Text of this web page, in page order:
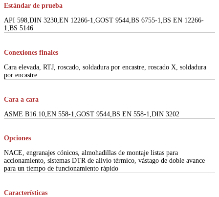
Estándar de prueba
API 598,DIN 3230,EN 12266-1,GOST 9544,BS 6755-1,BS EN 12266-
1,BS 5146
Conexiones finales
Cara elevada, RTJ, roscado, soldadura por encastre, roscado X, soldadura
por encastre
Cara a cara
ASME B16.10,EN 558-1,GOST 9544,BS EN 558-1,DIN 3202
Opciones
NACE, engranajes cónicos, almohadillas de montaje listas para
accionamiento, sistemas DTR de alivio térmico, vástago de doble avance
para un tiempo de funcionamiento rápido
Características